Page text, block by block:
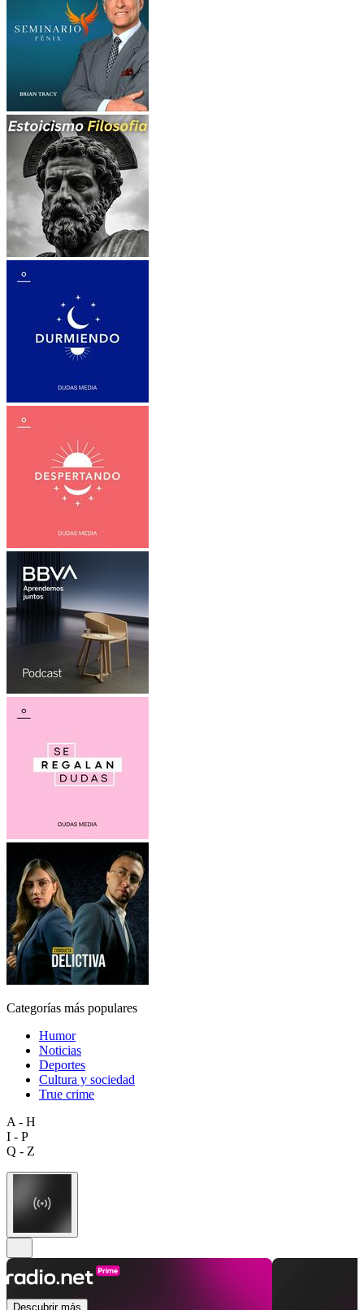
Categorías más populares
Humor
Noticias
Deportes
Cultura y sociedad
True crime
A - H
I - P
Q - Z
Descubrir más